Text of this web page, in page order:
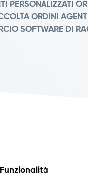
PERSONALIZZATI
ORDINI AGENTI
SOFTWARE DI
Funzionalità